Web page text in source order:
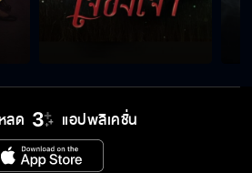
จะระวังตัวอย่างดีที่สุด ไม่ให้ใครจำได้เด็ดขาด
ไม่มีธัญญ์คนเดิมอีกแล้วนะ
ลด แอปพลิเคชั่น